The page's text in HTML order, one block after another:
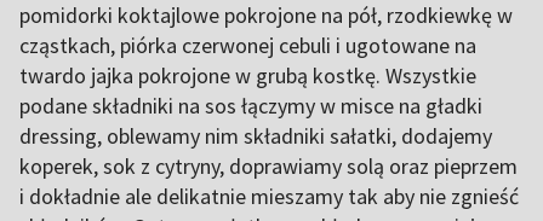
pomidorki koktajlowe pokrojone na pół, rzodkiewkę w
cząstkach, piórka czerwonej cebuli i ugotowane na
twardo jajka pokrojone w grubą kostkę. Wszystkie
podane składniki na sos łączymy w misce na gładki
dressing, oblewamy nim składniki sałatki, dodajemy
koperek, sok z cytryny, doprawiamy solą oraz pieprzem
i dokładnie ale delikatnie mieszamy tak aby nie zgnieść